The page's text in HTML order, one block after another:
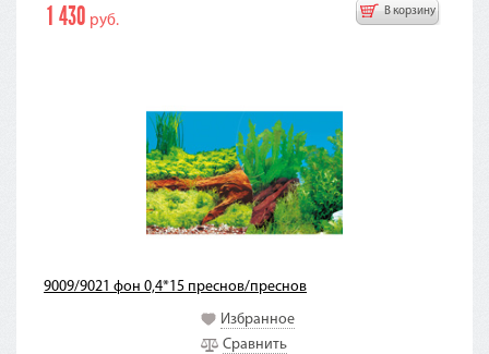
В корзину
1 430 руб.
9009/9021 фон 0,4*15 преснов/преснов
Избранное
Сравнить